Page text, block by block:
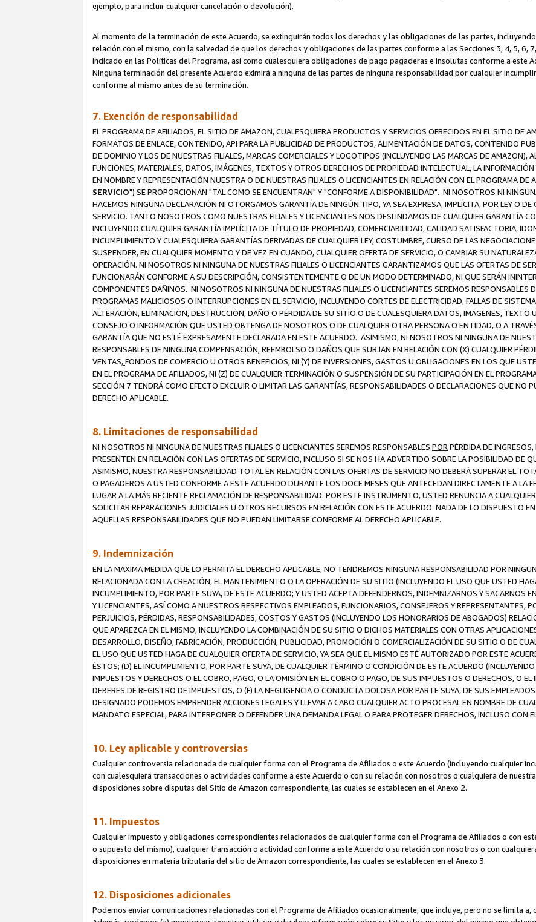
ejemplo, para incluir cualquier cancelación o devolución).
Al momento de la terminación de este Acuerdo, se extinguirán todos los derechos y las obligaciones de las partes,
relación con el mismo, con la salvedad de que los derechos y obligaciones de las partes conforme a las Secciones 3, 4, 5, 6,
indicado en las Políticas del Programa, así como cualesquiera obligaciones de pago pagaderas e insolutas conforme a este
Ninguna terminación del presente Acuerdo eximirá a ninguna de las partes de ninguna responsabilidad por cualquier
conforme al mismo antes de su terminación.
7. Exención de responsabilidad
EL PROGRAMA DE AFILIADOS, EL SITIO DE AMAZON, CUALESQUIERA PRODUCTOS Y SERVICIOS OFRECIDOS EN EL SITIO DE
FORMATOS DE ENLACE, CONTENIDO, API PARA LA PUBLICIDAD DE PRODUCTOS, ALIMENTACIÓN DE DATOS, CONTENIDO
DE DOMINIO Y LOS DE NUESTRAS FILIALES, MARCAS COMERCIALES Y LOGOTIPOS (INCLUYENDO LAS MARCAS DE AMAZON),
FUNCIONES, MATERIALES, DATOS, IMÁGENES, TEXTOS Y OTROS DERECHOS DE PROPIEDAD INTELECTUAL, LA
EN NOMBRE Y REPRESENTACIÓN NUESTRA O DE NUESTRAS FILIALES O LICENCIANTES EN RELACIÓN CON EL PROGRAMA DE
SERVICIO") SE PROPORCIONAN "TAL COMO SE ENCUENTRAN" Y "CONFORME A DISPONIBILIDAD". NI NOSOTROS NI
HACEMOS NINGUNA DECLARACIÓN NI OTORGAMOS GARANTÍA DE NINGÚN TIPO, YA SEA EXPRESA, IMPLÍCITA, POR LEY O
SERVICIO. TANTO NOSOTROS COMO NUESTRAS FILIALES Y LICENCIANTES NOS DESLINDAMOS DE CUALQUIER GARANTÍA
INCLUYENDO CUALQUIER GARANTÍA IMPLÍCITA DE TÍTULO DE PROPIEDAD, COMERCIABILIDAD, CALIDAD SATISFACTORIA,
INCUMPLIMIENTO Y CUALESQUIERA GARANTÍAS DERIVADAS DE CUALQUIER LEY, COSTUMBRE, CURSO DE LAS
SUSPENDER, EN CUALQUIER MOMENTO Y DE VEZ EN CUANDO, CUALQUIER OFERTA DE SERVICIO, O CAMBIAR SU
OPERACIÓN. NI NOSOTROS NI NINGUNA DE NUESTRAS FILIALES O LICENCIANTES GARANTIZAMOS QUE LAS OFERTAS DE
FUNCIONARÁN CONFORME A SU DESCRIPCIÓN, CONSISTENTEMENTE O DE UN MODO DETERMINADO, NI QUE SERÁN
COMPONENTES DAÑINOS. NI NOSOTROS NI NINGUNA DE NUESTRAS FILIALES O LICENCIANTES SEREMOS RESPONSABLES
PROGRAMAS MALICIOSOS O INTERRUPCIONES EN EL SERVICIO, INCLUYENDO CORTES DE ELECTRICIDAD, FALLAS DE
ALTERACIÓN, ELIMINACIÓN, DESTRUCCIÓN, DAÑO O PÉRDIDA DE SU SITIO O DE CUALESQUIERA DATOS, IMÁGENES,
CONSEJO O INFORMACIÓN QUE USTED OBTENGA DE NOSOTROS O DE CUALQUIER OTRA PERSONA O ENTIDAD, O A
GARANTÍA QUE NO ESTÉ EXPRESAMENTE DECLARADA EN ESTE ACUERDO. ASIMISMO, NI NOSOTROS NI NINGUNA DE
RESPONSABLES DE NINGUNA COMPENSACIÓN, REEMBOLSO O DAÑOS QUE SURJAN EN RELACIÓN CON (X) CUALQUIER
VENTAS,FONDOS DE COMERCIO U OTROS BENEFICIOS; NI (Y) DE INVERSIONES, GASTOS U OBLIGACIONES EN LOS QUE
EN EL PROGRAMA DE AFILIADOS, NI (Z) DE CUALQUIER TERMINACIÓN O SUSPENSIÓN DE SU PARTICIPACIÓN EN EL
SECCIÓN 7 TENDRÁ COMO EFECTO EXCLUIR O LIMITAR LAS GARANTÍAS, RESPONSABILIDADES O DECLARACIONES QUE NO
DERECHO APLICABLE.
8. Limitaciones de responsabilidad
NI NOSOTROS NI NINGUNA DE NUESTRAS FILIALES O LICENCIANTES SEREMOS RESPONSABLES PORPÉRDIDA DE
PRESENTEN EN RELACIÓN CON LAS OFERTAS DE SERVICIO, INCLUSO SI SE NOS HA ADVERTIDO SOBRE LA POSIBILIDAD DE
ASIMISMO, NUESTRA RESPONSABILIDAD TOTAL EN RELACIÓN CON LAS OFERTAS DE SERVICIO NO DEBERÁ SUPERAR EL
O PAGADEROS A USTED CONFORME A ESTE ACUERDO DURANTE LOS DOCE MESES QUE ANTECEDAN DIRECTAMENTE A LA
LUGAR A LA MÁS RECIENTE RECLAMACIÓN DE RESPONSABILIDAD. POR ESTE INSTRUMENTO, USTED RENUNCIA A
SOLICITAR REPARACIONES JUDICIALES U OTROS RECURSOS EN RELACIÓN CON ESTE ACUERDO. NADA DE LO DISPUESTO
AQUELLAS RESPONSABILIDADES QUE NO PUEDAN LIMITARSE CONFORME AL DERECHO APLICABLE.
9. Indemnización
EN LA MÁXIMA MEDIDA QUE LO PERMITA EL DERECHO APLICABLE, NO TENDREMOS NINGUNA RESPONSABILIDAD POR
RELACIONADA CON LA CREACIÓN, EL MANTENIMIENTO O LA OPERACIÓN DE SU SITIO (INCLUYENDO EL USO QUE USTED
INCUMPLIMIENTO, POR PARTE SUYA, DE ESTE ACUERDO; Y USTED ACEPTA DEFENDERNOS, INDEMNIZARNOS Y SACARNOS
Y LICENCIANTES, ASÍ COMO A NUESTROS RESPECTIVOS EMPLEADOS, FUNCIONARIOS, CONSEJEROS Y REPRESENTANTES,
PERJUICIOS, PÉRDIDAS, RESPONSABILIDADES, COSTOS Y GASTOS (INCLUYENDO LOS HONORARIOS DE ABOGADOS)
QUE APAREZCA EN EL MISMO, INCLUYENDO LA COMBINACIÓN DE SU SITIO O DICHOS MATERIALES CON OTRAS
DESARROLLO, DISEÑO, FABRICACIÓN, PRODUCCIÓN, PUBLICIDAD, PROMOCIÓN O COMERCIALIZACIÓN DE SU SITIO O DE
EL USO QUE USTED HAGA DE CUALQUIER OFERTA DE SERVICIO, YA SEA QUE EL MISMO ESTÉ AUTORIZADO POR ESTE
ÉSTOS; (D) EL INCUMPLIMIENTO, POR PARTE SUYA, DE CUALQUIER TÉRMINO O CONDICIÓN DE ESTE ACUERDO
IMPUESTOS Y DERECHOS O EL COBRO, PAGO, O LA OMISIÓN EN EL COBRO O PAGO, DE SUS IMPUESTOS O DERECHOS, O
DEBERES DE REGISTRO DE IMPUESTOS, O (F) LA NEGLIGENCIA O CONDUCTA DOLOSA POR PARTE SUYA, DE SUS
DESIGNADO PODEMOS EMPRENDER ACCIONES LEGALES Y LLEVAR A CABO CUALQUIER ACTO PROCESAL EN NOMBRE DE
MANDATO ESPECIAL, PARA INTERPONER O DEFENDER UNA DEMANDA LEGAL O PARA PROTEGER DERECHOS, INCLUSO CON
10. Ley aplicable y controversias
Cualquier controversia relacionada de cualquier forma con el Programa de Afiliados o este Acuerdo (incluyendo cualquier
con cualesquiera transacciones o actividades conforme a este Acuerdo o con su relación con nosotros o cualquiera de
disposiciones sobre disputas del Sitio de Amazon correspondiente, las cuales se establecen en el Anexo 2.
11. Impuestos
Cualquier impuesto y obligaciones correspondientes relacionados de cualquier forma con el Programa de Afiliados o con
o supuesto del mismo), cualquier transacción o actividad conforme a este Acuerdo o su relación con nosotros o con
disposiciones en materia tributaria del sitio de Amazon correspondiente, las cuales se establecen en el Anexo 3.
12. Disposiciones adicionales
Podemos enviar comunicaciones relacionadas con el Programa de Afiliados ocasionalmente, que incluye, pero no se limita a,